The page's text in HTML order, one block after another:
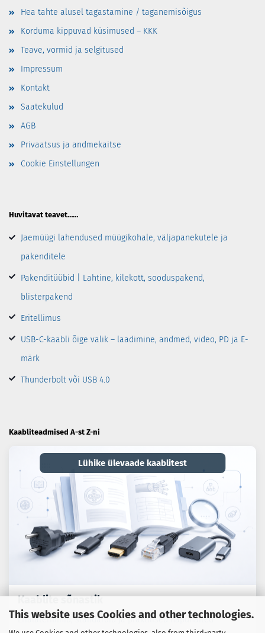
This website uses Cookies and other technologies.
Hea tahte alusel tagastamine / taganemisõigus
Korduma kippuvad küsimused – KKK
Teave, vormid ja selgitused
Impressum
Kontakt
Saatekulud
AGB
Privaatsus ja andmekaitse
Cookie Einstellungen
Huvitavat teavet……
Jaemüügi lahendused müügikohale, väljapanekutele ja
pakenditele
Pakenditüübid | Lahtine, kilekott, sooduspakend,
blisterpakend
Eritellimus
USB-C-kaabli õige valik – laadimine, andmed, video, PD ja E-
märk
Thunderbolt või USB 4.0
Kaabliteadmised A-st Z-ni
Lühike ülevaade kaablitest
Kaablite sõnastik
Erialaterminid, standardid ja praktilised näpunäited